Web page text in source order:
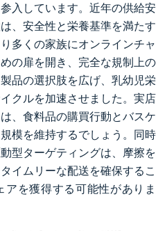
入しています。近年の供給安
、安全性と栄養基準を満たす
多くの家族にオンラインチャ
の扉を開き、完全な規制上の
品の選択肢を広げ、乳幼児栄
クルを加速させました。実店
、食料品の購買行動とバスケ
模を維持するでしょう。同時
型ターゲティングは、摩擦を
イムリーな配送を確保するこ
アを獲得する可能性がありま